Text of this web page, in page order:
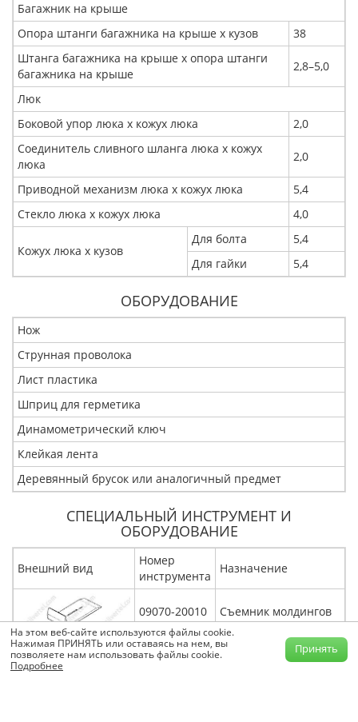
Багажник на крыше
Опора штанги багажника на крыше x кузов
38
Штанга багажника на крыше x опора штанги
багажника на крыше
2,8–5,0
Люк
Боковой упор люка x кожух люка
2,0
Соединитель сливного шланга люка x кожух
люка
2,0
Приводной механизм люка x кожух люка
5,4
Стекло люка x кожух люка
4,0
Кожух люка х кузов
Для болта
5,4
Для гайки
5,4
ОБОРУДОВАНИЕ
Нож
Струнная проволока
Лист пластика
Шприц для герметика
Динамометрический ключ
Клейкая лента
Деревянный брусок или аналогичный предмет
СПЕЦИАЛЬНЫЙ ИНСТРУМЕНТ И
ОБОРУДОВАНИЕ
Внешний вид
Номер
инструмента
Назначение
09070-20010 Съемник молдингов
09082-00040
Электрический
диагностический
На этом веб-сайте используются файлы cookie.
Нажимая ПРИНЯТЬ или оставаясь на нем, вы
позволяете нам использовать файлы cookie.
Подробнее
Принять